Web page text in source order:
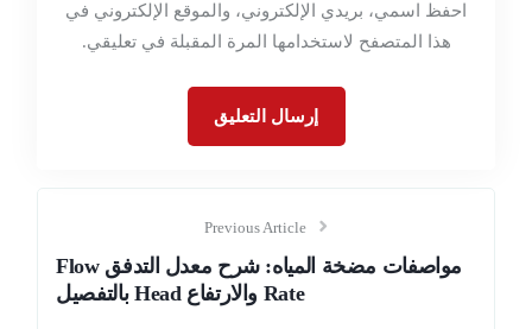
احفظ اسمي، بريدي الإلكتروني، والموقع الإلكتروني في
هذا المتصفح لاستخدامها المرة المقبلة في تعليقي.
Previous Article
مواصفات مضخة المياه: شرح معدل التدفق Flow
Rate والارتفاع Head بالتفصيل